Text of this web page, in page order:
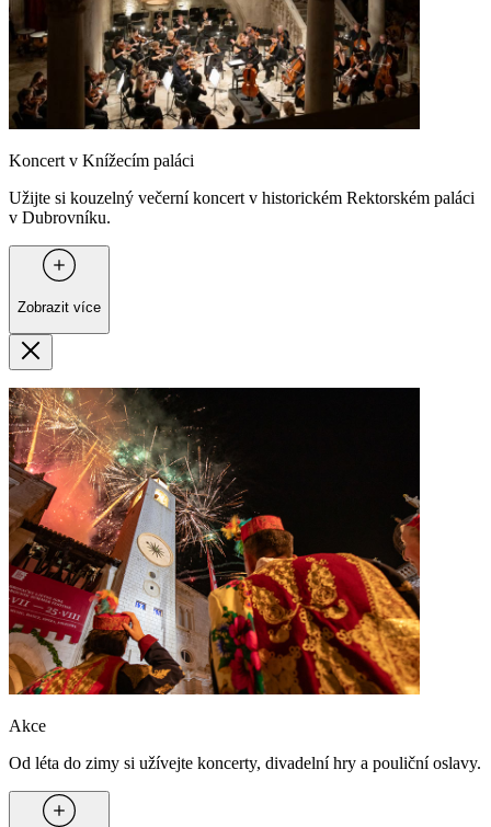
Koncert v Knížecím paláci
Užijte si kouzelný večerní koncert v historickém Rektorském paláci
v Dubrovníku.
Zobrazit více
Akce
Od léta do zimy si užívejte koncerty, divadelní hry a pouliční oslavy.